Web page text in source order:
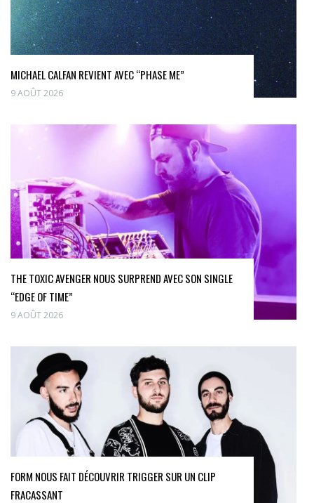
MICHAEL CALFAN REVIENT AVEC “PHASE ME”
9 AOÛT 2026
THE TOXIC AVENGER NOUS SURPREND AVEC SON SINGLE
“EDGE OF TIME”
9 AOÛT 2026
FORM NOUS FAIT DÉCOUVRIR TRIGGER SUR UN CLIP
FRACASSANT